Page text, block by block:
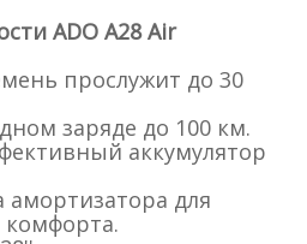
ADO A28 Air
прослужит до 30
заряде до 100 км.
аккумулятор
амортизатора для